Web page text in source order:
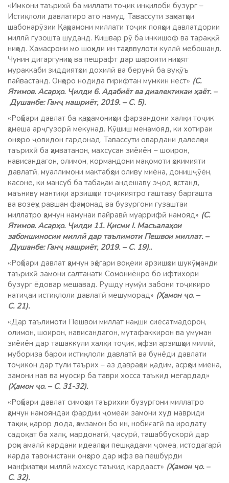
«Имкони таърихӣ ба миллати тоҷик инқилоби бузург –
Истиқлоли давлатиро ато намуд. Тавассути заҳматҳои
шабонарӯзии Қаҳрамони миллати тоҷик пояҳои давлатдории
миллӣ гузошта шуданд. Кишвар рӯ ба инкишоф ва тараққӣ
ниҳод. Ҳамасрони мо шоҳиди ин таҳаввулоти куллӣ мебошанд.
Чунин дигаргуниҳо ва пешрафт дар шароити ниҳоят
мураккаби зиддиятҳои дохилӣ ва берунӣ ба вуқӯъ
пайвастанд. Онҳоро нодида гирифтан мумкин нест» (С.
Ятимов. Асарҳо. Ҷилди 6. Адабиёт ва диалектикаи ҳаёт. –
Душанбе: Ганҷ нашриёт, 2019. – С. 5).
«Роҳбари давлат ба қаҳрамониҳои фарзандони халқи тоҷик
ҳамеша арҷгузорӣ мекунад. Кӯшиш менамояд, ки хотираи
онҳоро ҷовидон гардонад. Тавассути овардани далелҳои
таърихӣ ба ҳамватанон, махсусан зиёиён − шоирон,
нависандагон, олимон, кормандони мақомоти ҳокимияти
давлатӣ, муаллимони мактабҳои оливу миёна, донишҷӯён,
касоне, ки мансуб ба табақаи андешаву эҷод ҳастанд,
маъниву мантиқи арзишҳои тоҷикиятро гаштаву баргашта
ва возеҳу равшан фаҳмонад ва бузургони гузаштаи
миллатро ҳамчун намунаи пайравӣ муаррифӣ намояд» (С.
Ятимов. Асарҳо. Ҷилди 11. Қисми I. Масъалаҳои
забоншиносии миллӣ дар таълимоти Пешвои миллат. –
Душанбе: Ганҷ нашриёт, 2019. – С. 19)..
«Роҳбари давлат ҳамчун эҳёгари воқеии арзишҳои шукӯҳманди
таърихӣ замони салтанати Сомониёнро бо ифтихори
бузург ёдовар мешавад. Рушду нумӯи забони тоҷикиро
натиҷаи истиқлоли давлатӣ мешуморад» (Ҳамон ҷо. –
С. 21).
«Дар таълимоти Пешвои миллат нақши сиёсатмадорон,
олимон, шоирон, нависандагон, мутафаккирон ва умуман
зиёиён дар ташаккули халқи тоҷик, ҳифзи арзишҳои миллӣ,
мубориза барои истиқлоли давлатӣ ва бунёди давлати
тоҷикон дар тули таърих – аз давраҳои қадим, асрҳои миёна,
замони нав ва муосир ба таври хосса таъкид мегардад»
(Ҳамон ҷо. – С. 31-32).
«Роҳбари давлат симоҳои таърихии бузургони миллатро
ҳамчун намояндаи фардии ҷомеаи замони худ мавриди
таҳқиқ қарор дода, ҳамзамон бо ин, нобиғагӣ ва иродату
садоқат ба халқ, мардонагӣ, ҷасурӣ, ташаббускорӣ дар
роҳи амалӣ кардани идеалҳои пешқадами ҷомеа, истодагарӣ
карда тавонистани онҳоро дар ҳифз ва пешбурди
манфиатҳои миллӣ махсус таъкид кардааст» (Ҳамон ҷо. –
С. 32).